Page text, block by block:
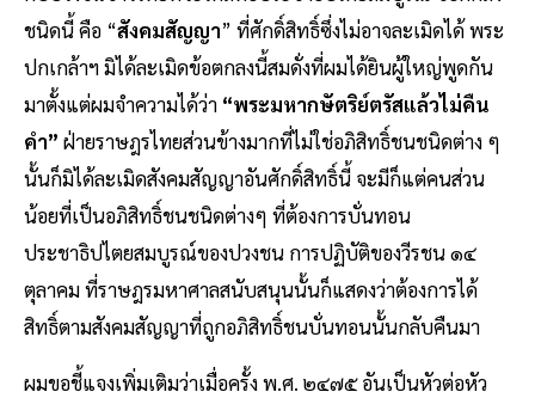
ชนิดนี้ คือ “สังคมสัญญา” ที่ศักดิ์สิทธิ์ซึ่งไม่อาจละเมิดได้ พระ
ปกเกล้าฯ มิได้ละเมิดข้อตกลงนี้สมดั่งที่ผมได้ยินผู้ใหญ่พูดกัน
มาตั้งแต่ผมจําความได้ว่า “พระมหากษัตริย์ตรัสแล้วไม่คืน
คํา” ฝ่ายราษฎรไทยส่วนข้างมากที่ไม่ใช่อภิสิทธิ์ชนชนิดต่าง ๆ
นั้นก็มิได้ละเมิดสังคมสัญญาอันศักดิ์สิทธิ์นี้ จะมีก็แต่คนส่วน
น้อยที่เป็นอภิสิทธิ์ชนชนิดต่างๆ ที่ต้องการบั่นทอน
ประชาธิปไตยสมบูรณ์ของปวงชน การปฏิบัติของวีรชน ๑๔
ตุลาคม ที่ราษฎรมหาศาลสนับสนุนนั้นก็แสดงว่าต้องการได้
สิทธิ์ตามสังคมสัญญาที่ถูกอภิสิทธิ์ชนบั่นทอนนั้นกลับคืนมา
ผมขอชี้แจงเพิ่มเติมว่าเมื่อครั้ง พ.ศ. ๒๔๗๕ อันเป็นหัวต่อหัว